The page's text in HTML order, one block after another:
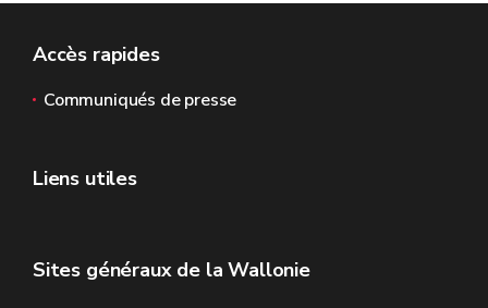
Accès rapides
Communiqués de presse
Liens utiles
Sites généraux de la Wallonie